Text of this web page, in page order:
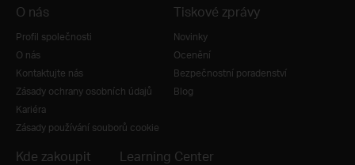
O nás
Profil společnosti
O nás
Kontaktujte nás
Zásady ochrany osobních údajů
Kariéra
Zásady používání souborů cookie
Tiskové zprávy
Novinky
Ocenění
Bezpečnostní poradenství
Blog
Kde zakoupit Learning Center